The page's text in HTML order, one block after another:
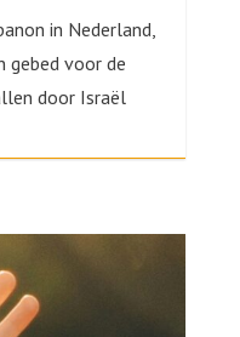
in Nederland,
gebed voor de
door Israël